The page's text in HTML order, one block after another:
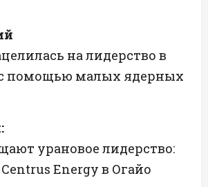
на лидерство в
с помощью малых ядерных
урановое лидерство:
Energy в Огайо